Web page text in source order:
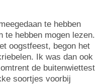
te hebben
te hebben mogen lezen.
oogstfeest, begon het
Ik was dan ook
de buitenwiettest
soortjes voorbij